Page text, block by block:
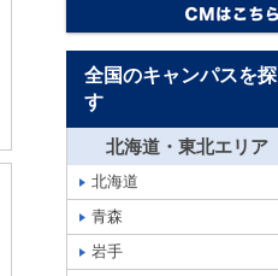
全国のキャンパスを探
す
北海道・東北エリア
北海道
青森
岩手